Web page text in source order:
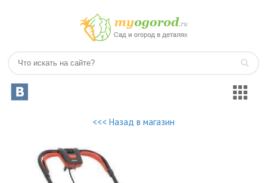
<<< Назад в магазин